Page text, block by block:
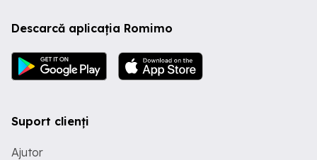
Descarcă aplicația Romimo
Suport clienți
Ajutor